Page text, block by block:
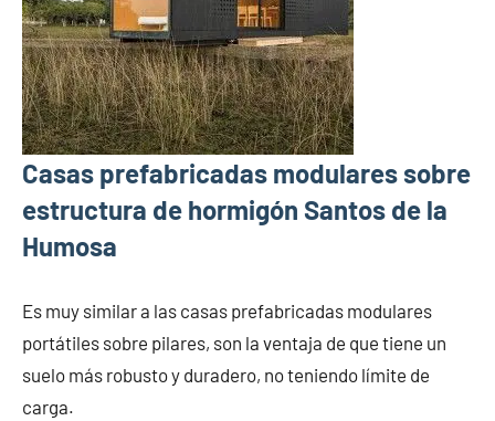
Casas prefabricadas modulares sobre
estructura de hormigón Santos de la
Humosa
Es muy similar a las casas prefabricadas modulares
portátiles sobre pilares, son la ventaja de que tiene un
suelo más robusto y duradero, no teniendo límite de
carga.